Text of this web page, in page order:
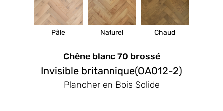
Pâle Naturel Chaud
Chêne blanc 70 brossé
Invisible britannique(OA012-2)
Plancher en Bois Solide